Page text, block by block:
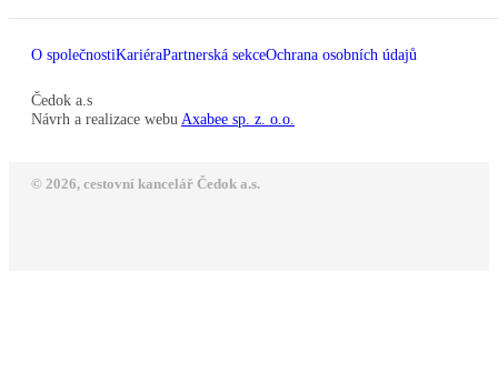
O společnostiKariéraPartnerská sekceOchrana osobních údajů
Čedok a.s
Návrh a realizace webu Axabee sp. z. o.o.
© 2026, cestovní kancelář Čedok a.s.